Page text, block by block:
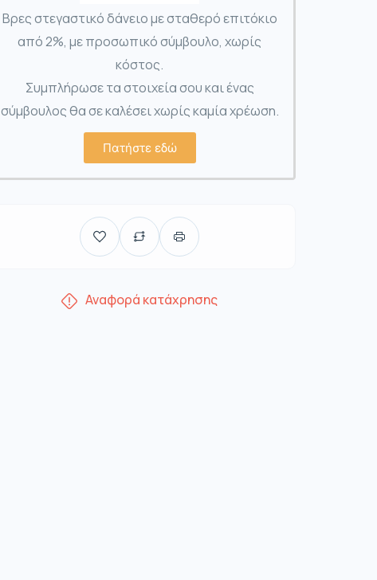
Βρες στεγαστικό δάνειο με σταθερό επιτόκιο
από 2%, με προσωπικό σύμβουλο, χωρίς
κόστος.
Συμπλήρωσε τα στοιχεία σου και ένας
σύμβουλος θα σε καλέσει χωρίς καμία χρέωση.
Πατήστε εδώ
Αναφορά κατάχρησης